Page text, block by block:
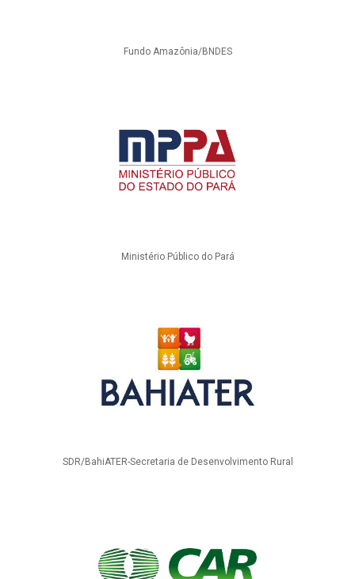
Fundo Amazônia/BNDES
Ministério Público do Pará
SDR/BahiATER-Secretaria de Desenvolvimento Rural